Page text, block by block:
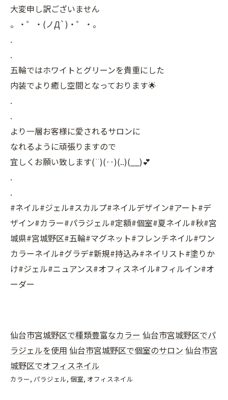
大変申し訳ございません
。・゜・(ノД`)・゜・。
.
.
五輪ではホワイトとグリーンを貴重にした
内装でより癒し空間となっております🌟
.
.
より一層お客様に愛されるサロンに
なれるように頑張りますので
宜しくお願い致します(¨)(‥)(..)(__)💕
.
.
#ネイル#ジェル#スカルプ#ネイルデザイン#アート#デ
ザイン#カラー#パラジェル#定額#個室#夏ネイル#秋#宮
城県#宮城野区#五輪#マグネット#フレンチネイル#ワン
カラーネイル#グラデ#新規#持込み#ネイリスト#塗りか
け#ジェル#ニュアンス#オフィスネイル#フィルイン#オ
ーダー
仙台市宮城野区で種類豊富なカラー 仙台市宮城野区でパ
ラジェルを使用 仙台市宮城野区で個室のサロン 仙台市宮
城野区でオフィスネイル
カラー パラジェル 個室 オフィスネイル